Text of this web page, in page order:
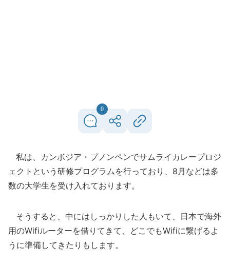
0
私は、カンボジア・プノンペンでサムライカレープロジ
ェクトという研修プログラムを行っており、8月などは多
数の大学生を受け入れております。
そうすると、中にはしっかりした人もいて、日本で海外
用のWifiルーターを借りてきて、どこでもWifiに繋げるよ
うに準備してきたりもします。